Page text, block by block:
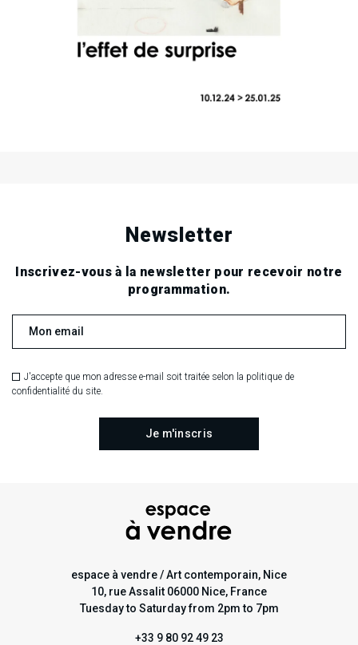
2024
Sat
Dans la galerie et le showroom
Newsletter
Inscrivez-vous à la newsletter pour recevoir notre
programmation.
J'accepte que mon adresse e-mail soit traitée selon la politique de
confidentialité du site.
espace à vendre / Art contemporain, Nice
10, rue Assalit 06000 Nice, France
Tuesday to Saturday from 2pm to 7pm
+33 9 80 92 49 23
...